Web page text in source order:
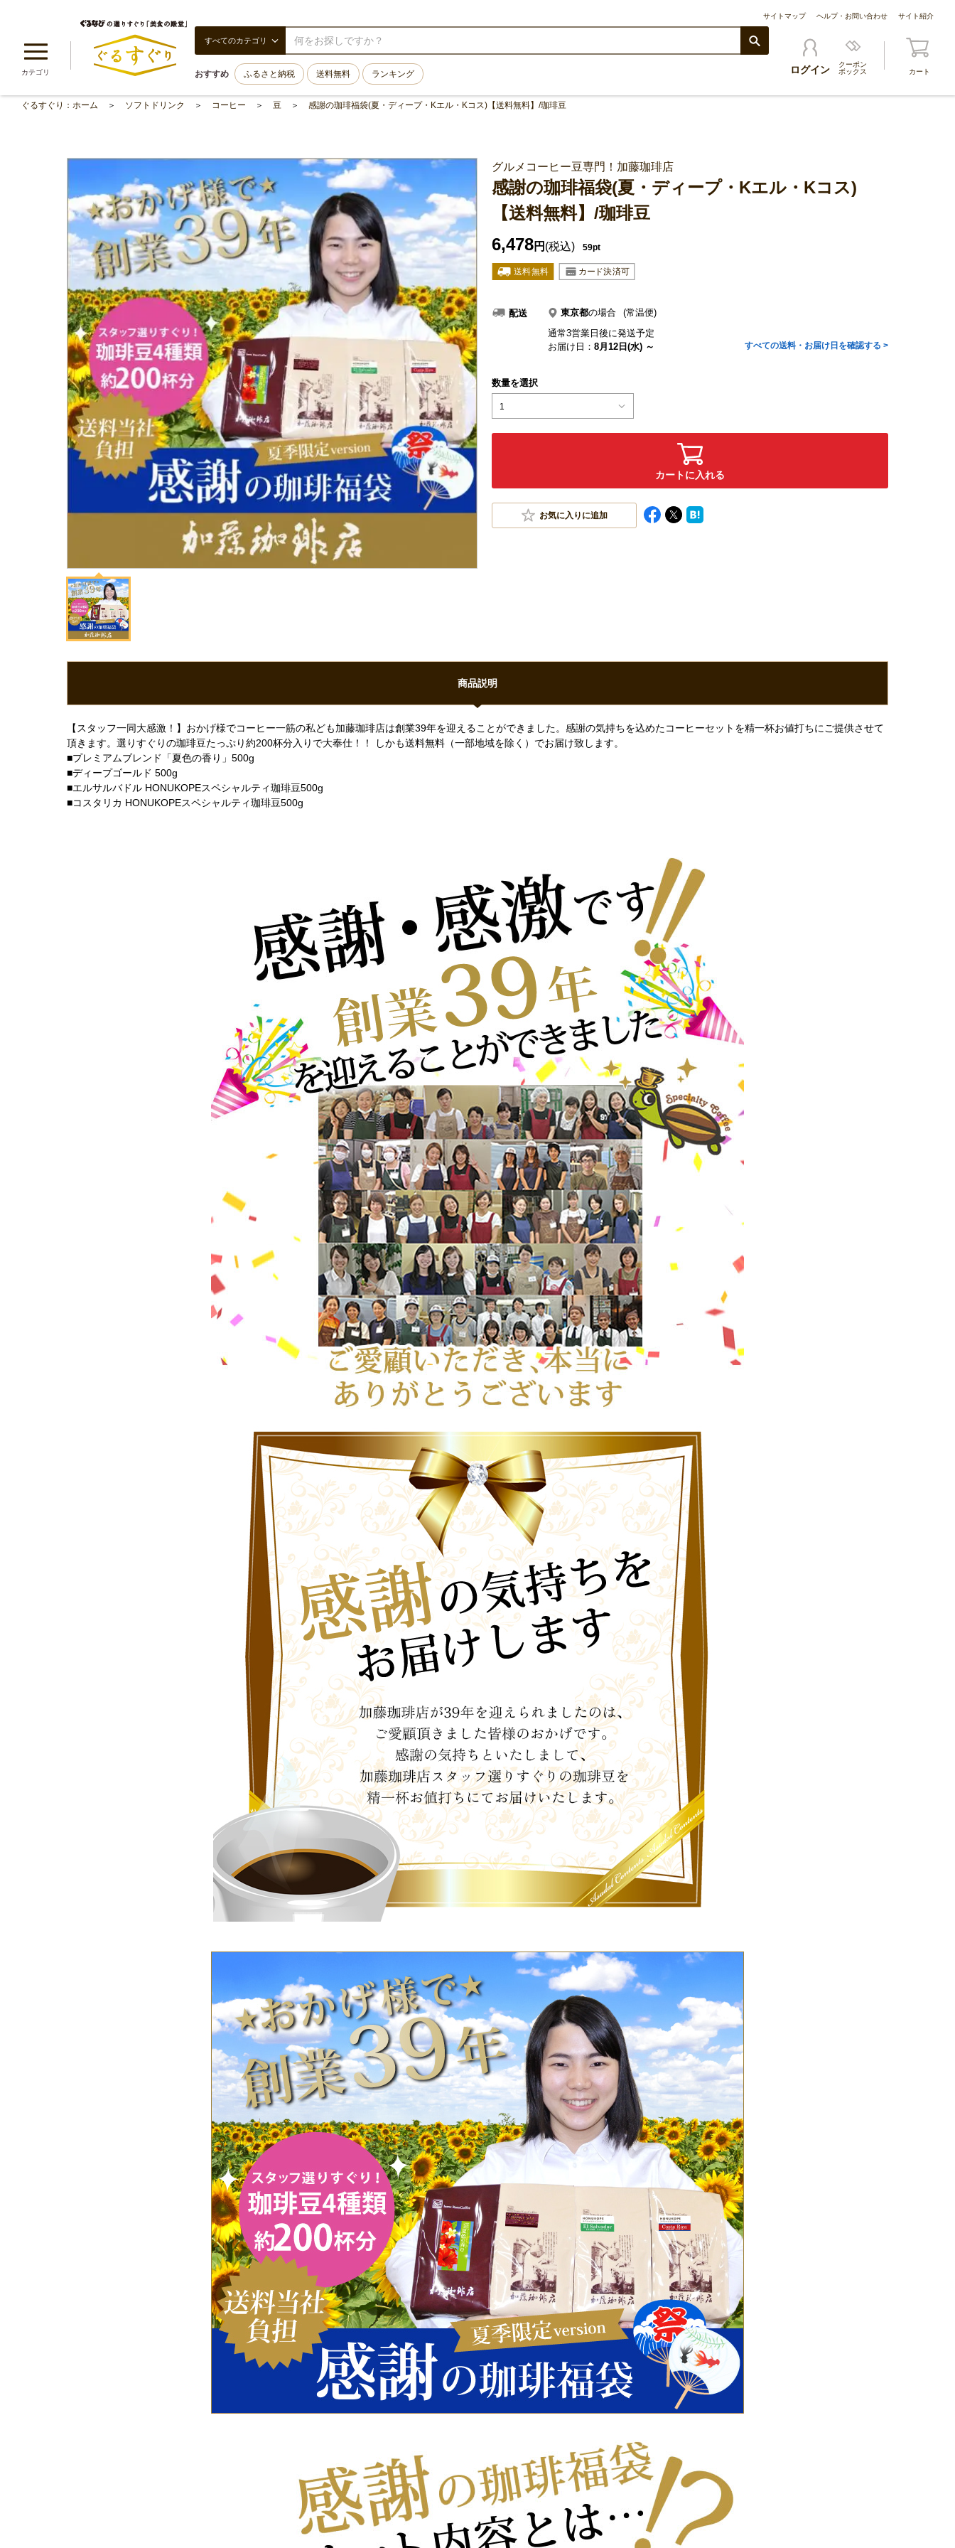
サイトマップ ヘルプ・お問い合わせ サイト紹介
カテゴリ
すべてのカテゴリ
おすすめ ふるさと納税 送料無料 ランキング ログイン
クーポン
ボックス
カート
ぐるすぐり：ホーム ソフトドリンク コーヒー 豆 感謝の珈琲福袋(夏・ディープ・Kエル・Kコス)【送料無料】/珈琲豆
グルメコーヒー豆専門！加藤珈琲店
感謝の珈琲福袋(夏・ディープ・Kエル・Kコス)
【送料無料】/珈琲豆
6,478円 (税込) 59pt
配送 東京都の場合
(常温便)
通常3営業日後に発送予定
お届け日： 8月12日(水) ～ すべての送料・お届け日を確認する >
数量を選択
1
カートに入れる
お気に入りに追加
商品説明
【スタッフ一同大感激！】おかげ様でコーヒー一筋の私ども加藤珈琲店は創業39年を迎えることができました。感謝の気持ちを込めたコーヒーセットを精一杯お値打ちにご提供させて
頂きます。選りすぐりの珈琲豆たっぷり約200杯分入りで大奉仕！！ しかも送料無料（一部地域を除く）でお届け致します。
■プレミアムブレンド「夏色の香り」500g
■ディープゴールド 500g
■エルサルバドル HONUKOPEスペシャルティ珈琲豆500g
■コスタリカ HONUKOPEスペシャルティ珈琲豆500g